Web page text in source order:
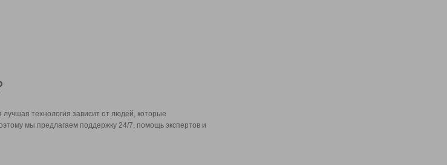
технология зависит от людей, которые
мы предлагаем поддержку 24/7, помощь экспертов и